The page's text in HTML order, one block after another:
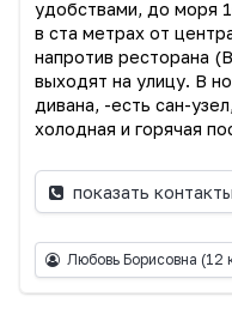
удобствами, до моря
в ста метрах от
напротив ресторана
выходят на улицу. В
дивана, -есть сан-
холодная и горячая
показать контакты
Любовь Борисовна (12